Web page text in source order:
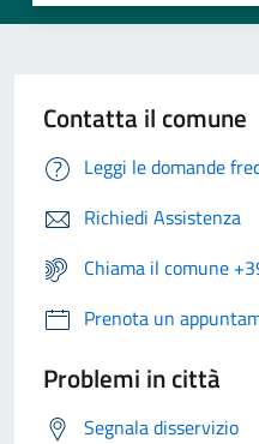
Contatta il comune
Leggi le domande
Richiedi Assistenza
Chiama il comune
Prenota un
Problemi in città
Segnala disservizio